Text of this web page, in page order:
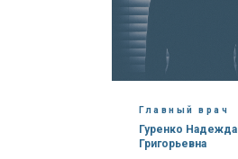
Главный врач
Гуренко Надежда
Григорьевна